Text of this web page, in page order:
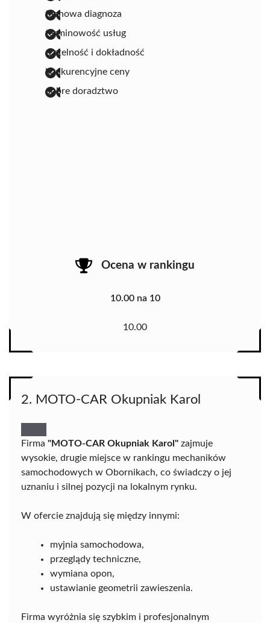
fachowa diagnoza
terminowość usług
rzetelność i dokładność
konkurencyjne ceny
dobre doradztwo
Ocena w rankingu
10.00 na 10
10.00
2. MOTO-CAR Okupniak Karol
Firma "MOTO-CAR Okupniak Karol" zajmuje
wysokie, drugie miejsce w rankingu mechaników
samochodowych w Obornikach, co świadczy o jej
uznaniu i silnej pozycji na lokalnym rynku.
W ofercie znajdują się między innymi:
myjnia samochodowa,
przeglądy techniczne,
wymiana opon,
ustawianie geometrii zawieszenia.
Firma wyróżnia się szybkim i profesjonalnym